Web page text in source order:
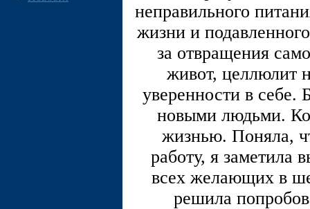
неправильного
жизни и
за отвращения
живот, целлюлит
уверенности в себе.
новыми людьми.
жизнью. Поняла,
работу, я заметила
всех желающих в
решила